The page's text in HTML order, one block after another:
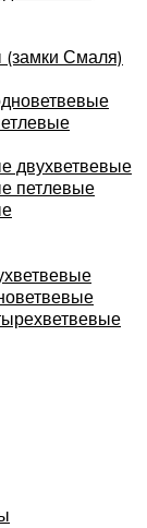
Смаля)
двухветвевые
петлевые